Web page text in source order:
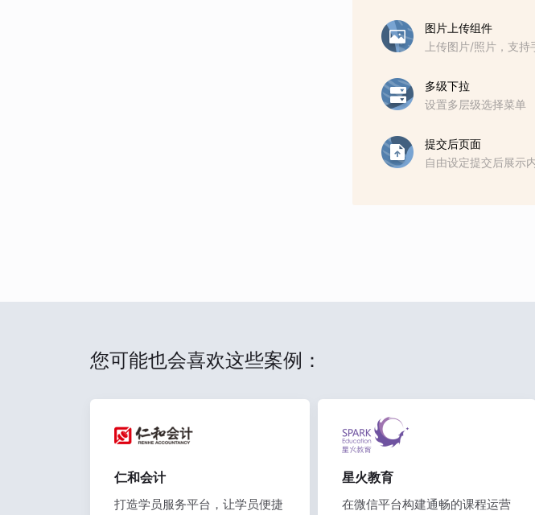
图片上传组件
上传图片/照片，支持
多级下拉
设置多层级选择菜单
提交后页面
自由设定提交后展示
您可能也会喜欢这些案例：
仁和会计
打造学员服务平台，让学员便捷
星火教育
在微信平台构建通畅的课程运营